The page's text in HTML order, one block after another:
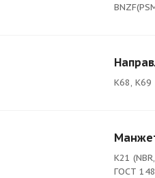
К68, K69
K21
ГОСТ